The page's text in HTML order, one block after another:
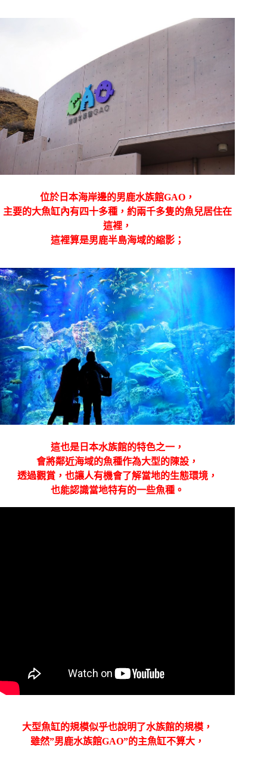
位於日本海岸邊的男鹿水族館GAO，
主要的大魚缸內有四十多種，約兩千多隻的魚兒居住在
這裡，
這裡算是男鹿半島海域的縮影；
這也是日本水族館的特色之一，
會將鄰近海域的魚種作為大型的陳設，
透過觀賞，也讓人有機會了解當地的生態環境，
也能認識當地特有的一些魚種。
大型魚缸的規模似乎也說明了水族館的規模，
雖然”男鹿水族館GAO”的主魚缸不算大，